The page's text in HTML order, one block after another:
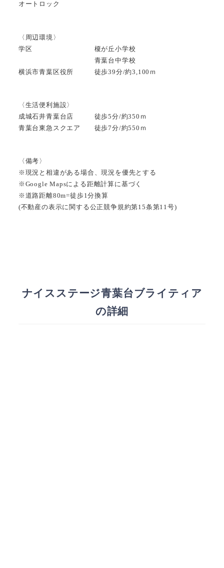
オートロック
〈周辺環境〉
学区 榎が丘小学校
青葉台中学校
横浜市青葉区役所 徒歩39分/約3,100ｍ
〈生活便利施設〉
成城石井青葉台店 徒歩5分/約350ｍ
青葉台東急スクエア 徒歩7分/約550ｍ
〈備考〉
※現況と相違がある場合、現況を優先とする
※Google Mapsによる距離計算に基づく
※道路距離80m=徒歩1分換算
(不動産の表示に関する公正競争規約第15条第11号)
ナイスステージ青葉台ブライティア
の詳細